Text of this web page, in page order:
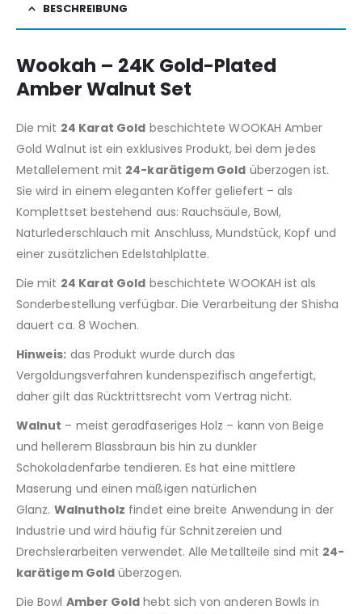
BESCHREIBUNG
Wookah – 24K Gold-Plated
Amber Walnut Set
Die mit 24 Karat Gold beschichtete WOOKAH Amber
Gold Walnut ist ein exklusives Produkt, bei dem jedes
Metallelement mit 24-karätigem Gold überzogen ist.
Sie wird in einem eleganten Koffer geliefert – als
Komplettset bestehend aus: Rauchsäule, Bowl,
Naturlederschlauch mit Anschluss, Mundstück, Kopf und
einer zusätzlichen Edelstahlplatte.
Die mit 24 Karat Gold beschichtete WOOKAH ist als
Sonderbestellung verfügbar. Die Verarbeitung der Shisha
dauert ca. 8 Wochen.
Hinweis: das Produkt wurde durch das
Vergoldungsverfahren kundenspezifisch angefertigt,
daher gilt das Rücktrittsrecht vom Vertrag nicht.
Walnut – meist geradfaseriges Holz – kann von Beige
und hellerem Blassbraun bis hin zu dunkler
Schokoladenfarbe tendieren. Es hat eine mittlere
Maserung und einen mäßigen natürlichen
Glanz. Walnutholz findet eine breite Anwendung in der
Industrie und wird häufig für Schnitzereien und
Drechslerarbeiten verwendet. Alle Metallteile sind mit 24-
karätigem Goldüberzogen.
Die Bowl Amber Gold hebt sich von anderen Bowls in